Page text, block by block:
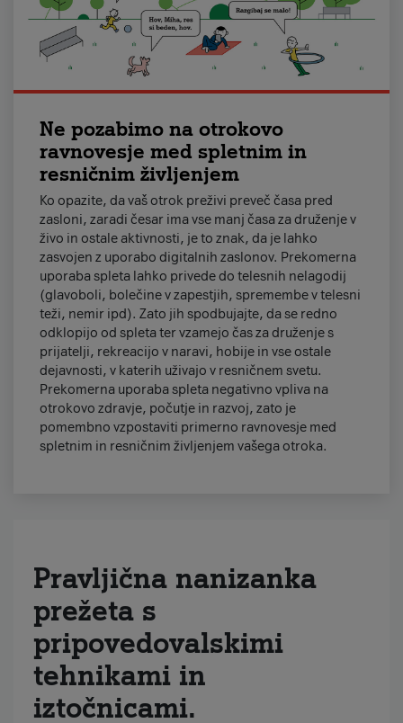
Ne pozabimo na otrokovo
ravnovesje med spletnim in
resničnim življenjem
Ko opazite, da vaš otrok preživi preveč časa pred
zasloni, zaradi česar ima vse manj časa za druženje v
živo in ostale aktivnosti, je to znak, da je lahko
zasvojen z uporabo digitalnih zaslonov. Prekomerna
uporaba spleta lahko privede do telesnih nelagodij
(glavoboli, bolečine v zapestjih, spremembe v telesni
teži, nemir ipd). Zato jih spodbujajte, da se redno
odklopijo od spleta ter vzamejo čas za druženje s
prijatelji, rekreacijo v naravi, hobije in vse ostale
dejavnosti, v katerih uživajo v resničnem svetu.
Prekomerna uporaba spleta negativno vpliva na
otrokovo zdravje, počutje in razvoj, zato je
pomembno vzpostaviti primerno ravnovesje med
spletnim in resničnim življenjem vašega otroka.
Pravljična nanizanka
prežeta s
pripovedovalskimi
tehnikami in
iztočnicami.